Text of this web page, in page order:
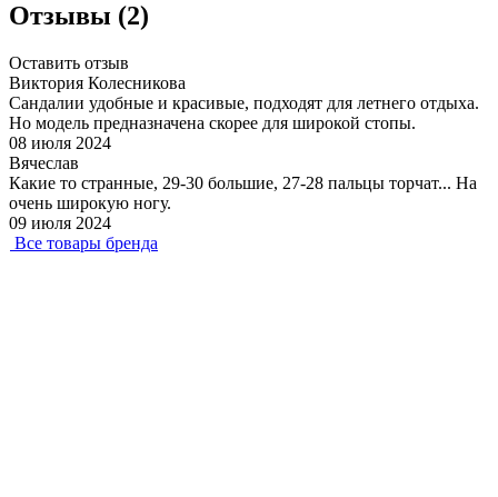
Отзывы (2)
Оставить отзыв
Виктория Колесникова
Сандалии удобные и красивые, подходят для летнего отдыха.
Но модель предназначена скорее для широкой стопы.
08 июля 2024
Вячеслав
Какие то странные, 29-30 большие, 27-28 пальцы торчат... На
очень широкую ногу.
09 июля 2024
Все товары бренда